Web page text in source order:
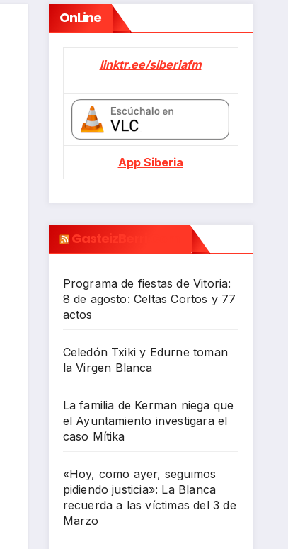
OnLine
linktr.ee/siberiafm
App Siberia
GasteizBerri.com
Programa de fiestas de Vitoria:
8 de agosto: Celtas Cortos y 77
actos
Celedón Txiki y Edurne toman
la Virgen Blanca
La familia de Kerman niega que
el Ayuntamiento investigara el
caso Mítika
«Hoy, como ayer, seguimos
pidiendo justicia»: La Blanca
recuerda a las víctimas del 3 de
Marzo